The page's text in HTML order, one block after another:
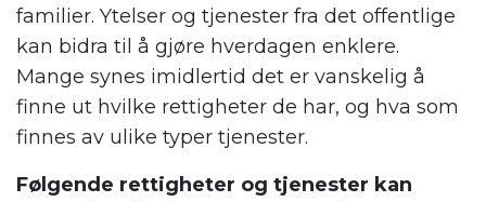
familier. Ytelser og tjenester fra det offentlige
kan bidra til å gjøre hverdagen enklere.
Mange synes imidlertid det er vanskelig å
finne ut hvilke rettigheter de har, og hva som
finnes av ulike typer tjenester.
Følgende rettigheter og tjenester kan